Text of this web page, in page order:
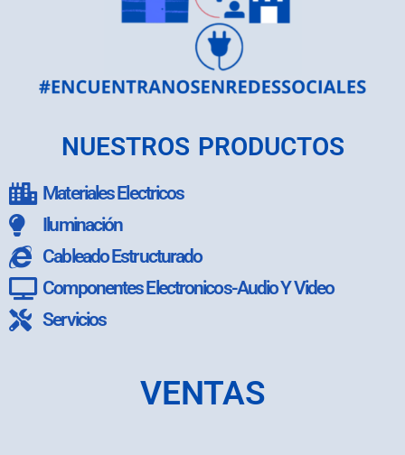
NUESTROS PRODUCTOS
Materiales Electricos
Iluminación
Cableado Estructurado
Componentes Electronicos-Audio Y Video
Servicios
VENTAS